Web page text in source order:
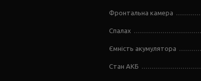
Фронтальна камера
Спалах
Ємність акумулятора
Стан АКБ